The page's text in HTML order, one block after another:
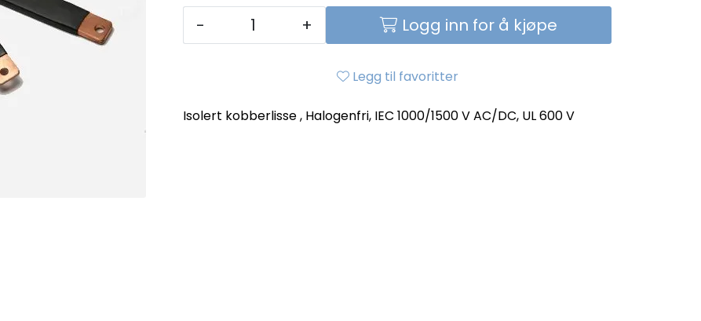
- + Logg inn for å kjøpe
Legg til favoritter
Isolert kobberlisse , Halogenfri, IEC 1000/1500 V AC/DC, UL 600 V